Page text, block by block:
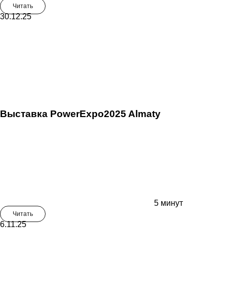
Читать
30.12.25
Выставка PowerExpo2025 Almaty
5 минут
Читать
6.11.25